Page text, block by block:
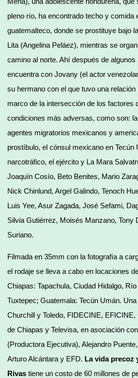
pleno río, ha encontrado techo y comida
guatemalteco, donde se prostituye bajo
Lita (Angelina Peláez), mientras se
camino al norte. Ahí después de
encuentra con Jovany (el actor
su hermano con el que tuvo una
marco de la intersección de los factores
condiciones más adversas, como son:
agentes migratorios mexicanos y
prostíbulo, el cónsul mexicano en Tecún
narcotráfico, el ejército y La Mara
Joaquín Cosío, Beto Benites, Mario
Nick Chinlund, Argel Galindo, Tenoch
Luis Yee, Asur Zagada, José Sefami,
Silvia Gutiérrez, Moisés Manzano, Tony
Suriano.
Filmada en 35mm con la fotografía a
el rodaje se lleva a cabo en locaciones
Chiapas: Tapachula, Ciudad Hidalgo,
Tuxtepec; Guatemala: Tecún Umán.
Churchill y Toledo, FIDECINE,
de Chiapas y Televisa, en asociación
(Productora Ejecutiva), Alejandro
Arturo Alcántara y EFD. La vida precoz
Rivas tiene un costo de 60 millones de